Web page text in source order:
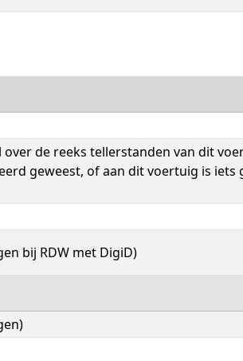
over de reeks tellerstanden van dit
geweest, of aan dit voertuig is
bij RDW met DigiD)